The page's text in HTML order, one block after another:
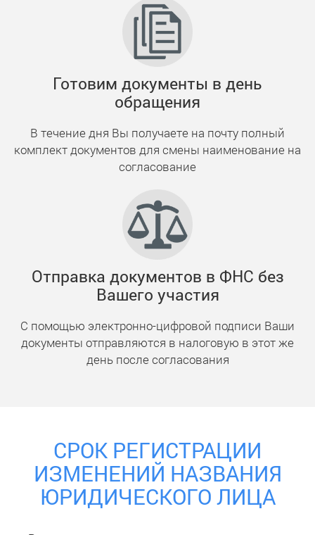
Готовим документы в день
обращения
В течение дня Вы получаете на почту полный
комплект документов для смены наименование на
согласование
Отправка документов в ФНС без
Вашего участия
С помощью электронно-цифровой подписи Ваши
документы отправляются в налоговую в этот же
день после согласования
СРОК РЕГИСТРАЦИИ
ИЗМЕНЕНИЙ НАЗВАНИЯ
ЮРИДИЧЕСКОГО ЛИЦА